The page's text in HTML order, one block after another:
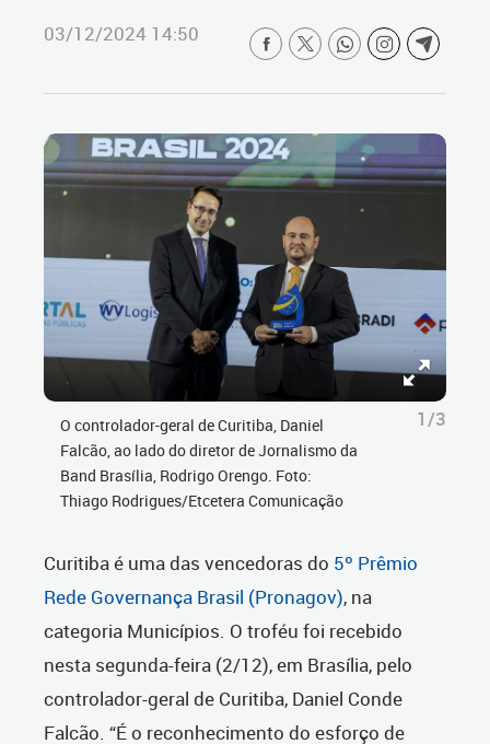
03/12/2024 14:50
O controlador-geral de Curitiba, Daniel
Falcão, ao lado do diretor de Jornalismo da
Band Brasília, Rodrigo Orengo. Foto:
Thiago Rodrigues/Etcetera Comunicação
1/3
Curitiba é uma das vencedoras do 5º Prêmio
Rede Governança Brasil (Pronagov), na
categoria Municípios. O troféu foi recebido
nesta segunda-feira (2/12), em Brasília, pelo
controlador-geral de Curitiba, Daniel Conde
Falcão. “É o reconhecimento do esforço de